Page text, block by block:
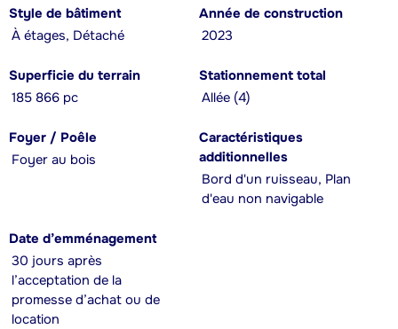
Style de bâtiment
À étages, Détaché
Année de construction
2023
Superficie du terrain
185 866 pc
Stationnement total
Allée (4)
Foyer / Poêle
Foyer au bois
Caractéristiques
additionnelles
Bord d'un ruisseau, Plan
d'eau non navigable
Date d’emménagement
30 jours après
l’acceptation de la
promesse d’achat ou de
location